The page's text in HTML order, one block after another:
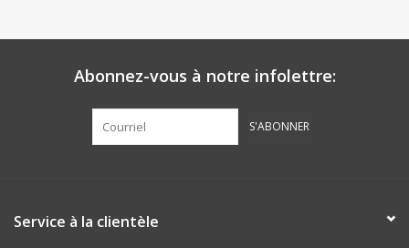
Abonnez-vous à notre infolettre:
S'ABONNER
Service à la clientèle